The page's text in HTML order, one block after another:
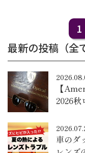
1
最新の投稿（全
【
2026秋
車のダ